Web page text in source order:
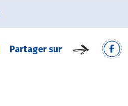
Partager sur